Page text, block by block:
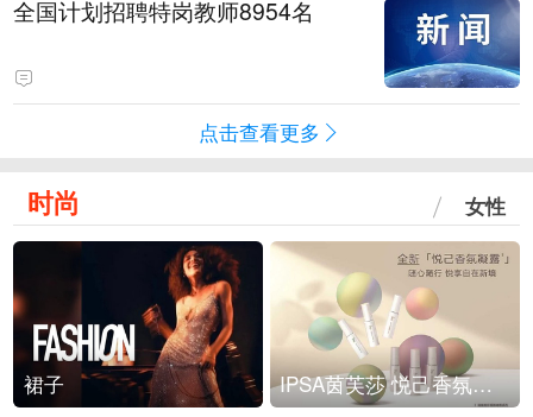
全国计划招聘特岗教师8954名
点击查看更多
时尚 女性
裙子 IPSA茵芙莎 悦己香氛凝露上市